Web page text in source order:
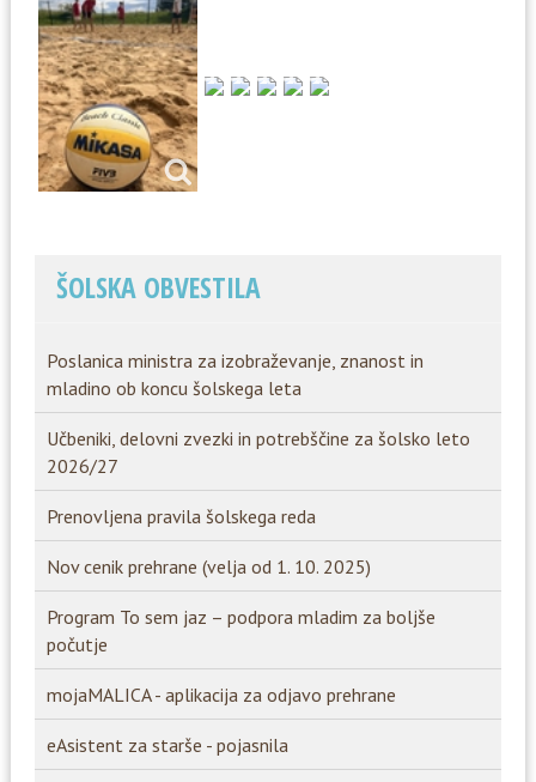
ŠOLSKA OBVESTILA
Poslanica ministra za izobraževanje, znanost in
mladino ob koncu šolskega leta
Učbeniki, delovni zvezki in potrebščine za šolsko leto
2026/27
Prenovljena pravila šolskega reda
Nov cenik prehrane (velja od 1. 10. 2025)
Program To sem jaz – podpora mladim za boljše
počutje
mojaMALICA - aplikacija za odjavo prehrane
eAsistent za starše - pojasnila